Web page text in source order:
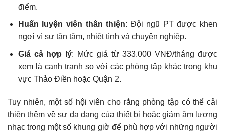
điểm.
Huấn luyện viên thân thiện: Đội ngũ PT được khen
ngợi vì sự tận tâm, nhiệt tình và chuyên nghiệp.
Giá cả hợp lý: Mức giá từ 333.000 VNĐ/tháng được
xem là cạnh tranh so với các phòng tập khác trong khu
vực Thảo Điền hoặc Quận 2.
Tuy nhiên, một số hội viên cho rằng phòng tập có thể cải
thiện thêm về sự đa dạng của thiết bị hoặc giảm âm lượng
nhạc trong một số khung giờ để phù hợp với những người